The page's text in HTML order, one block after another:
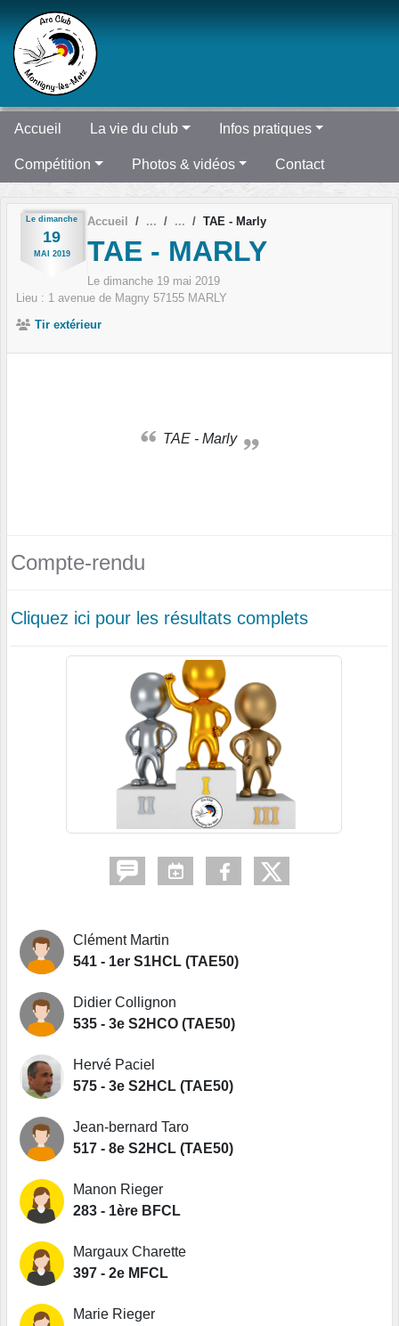
Accueil La vie du club Infos pratiques
Compétition Photos & vidéos Contact
Le dimanche
19
MAI 2019
Accueil TAE - Marly
TAE - MARLY
Le dimanche 19 mai 2019
Lieu : 1 avenue de Magny 57155 MARLY
Tir extérieur
TAE - Marly
Compte-rendu
Cliquez ici pour les résultats complets
Clément Martin
541 - 1er S1HCL (TAE50)
Didier Collignon
535 - 3e S2HCO (TAE50)
Hervé Paciel
575 - 3e S2HCL (TAE50)
Jean-bernard Taro
517 - 8e S2HCL (TAE50)
Manon Rieger
283 - 1ère BFCL
Margaux Charette
397 - 2e MFCL
Marie Rieger
Panneau de gestion des cookies